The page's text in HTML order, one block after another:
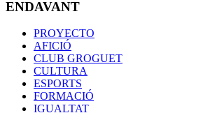
ENDAVANT
PROYECTO
AFICIÓ
CLUB GROGUET
CULTURA
ESPORTS
FORMACIÓ
IGUALTAT